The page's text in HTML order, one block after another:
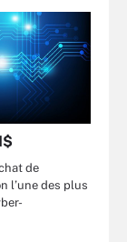
de
l’une des plus